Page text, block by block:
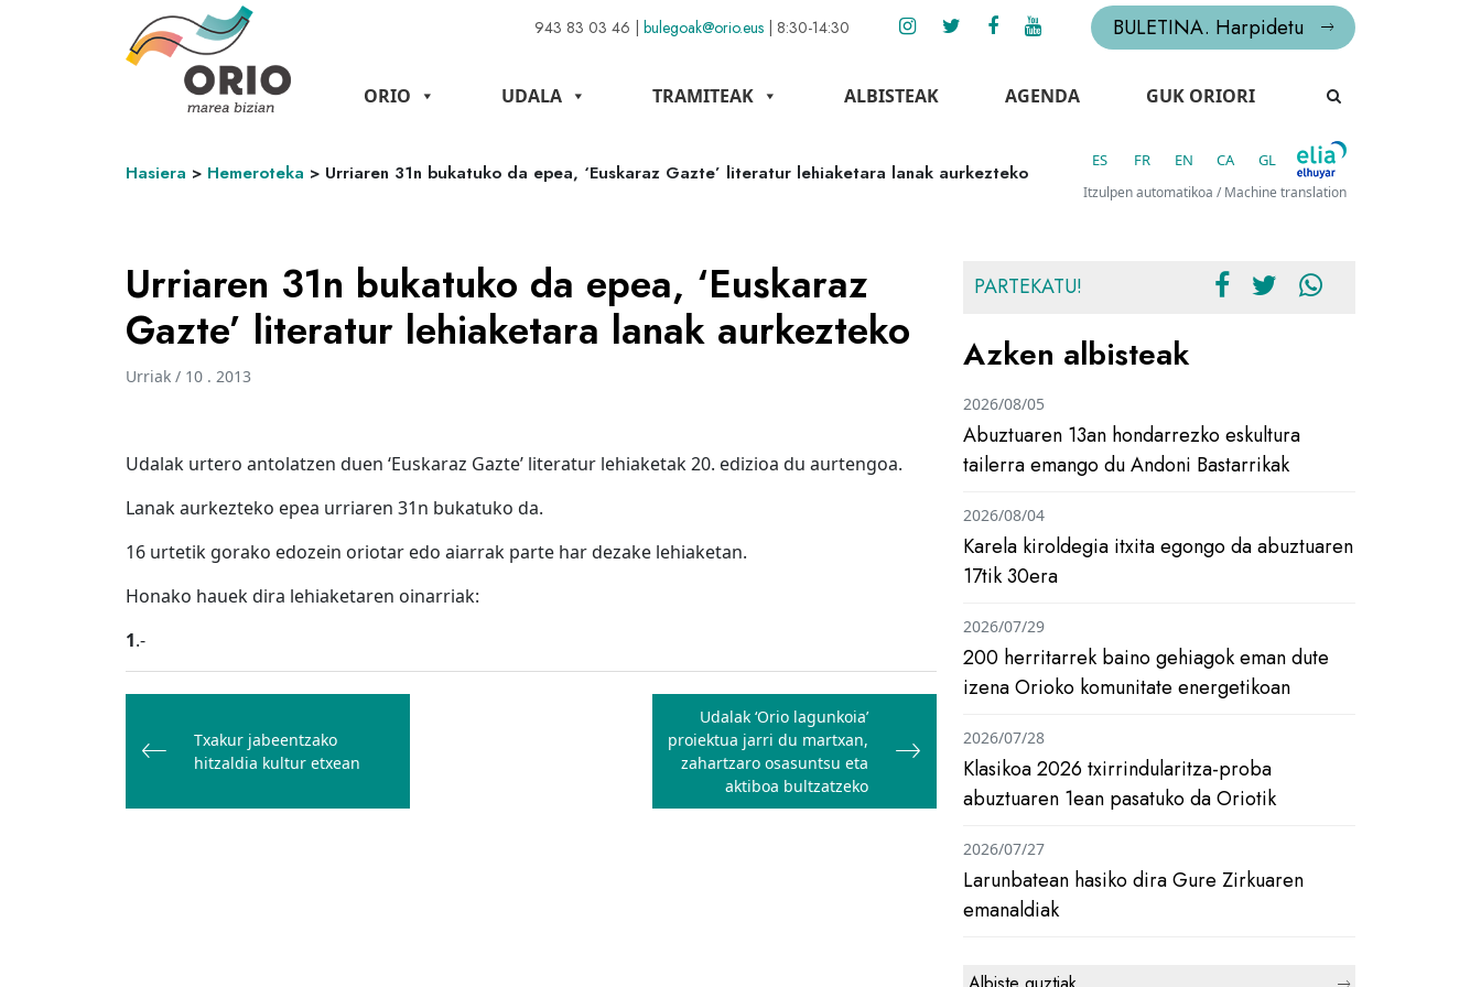
943 83 03 46 | bulegoak@orio.eus | 8:30-14:30 BULETINA. Harpidetu
ORIO UDALA TRAMITEAK ALBISTEAK AGENDA GUK ORIORI
Hasiera > Hemeroteka > Urriaren 31n bukatuko da epea, ‘Euskaraz Gazte’ literatur lehiaketara lanak aurkezteko
ES FR EN CA GL
Itzulpen automatikoa / Machine translation
Urriaren 31n bukatuko da epea, ‘Euskaraz
Gazte’ literatur lehiaketara lanak aurkezteko
Urriak / 10 . 2013
Udalak urtero antolatzen duen ‘Euskaraz Gazte’ literatur lehiaketak 20. edizioa du aurtengoa.
Lanak aurkezteko epea urriaren 31n bukatuko da.
16 urtetik gorako edozein oriotar edo aiarrak parte har dezake lehiaketan.
Honako hauek dira lehiaketaren oinarriak:
1.-
Bidalketetan
zehar
nabigatu
Txakur jabeentzako
hitzaldia kultur etxean
Udalak ‘Orio lagunkoia’
proiektua jarri du martxan,
zahartzaro osasuntsu eta
aktiboa bultzatzeko
PARTEKATU!
Azken albisteak
Abuztuaren 13an hondarrezko eskultura
tailerra emango du Andoni Bastarrikak
2026/08/05
Karela kiroldegia itxita egongo da abuztuaren
17tik 30era
2026/08/04
200 herritarrek baino gehiagok eman dute
izena Orioko komunitate energetikoan
2026/07/29
Klasikoa 2026 txirrindularitza-proba
abuztuaren 1ean pasatuko da Oriotik
2026/07/28
Larunbatean hasiko dira Gure Zirkuaren
emanaldiak
2026/07/27